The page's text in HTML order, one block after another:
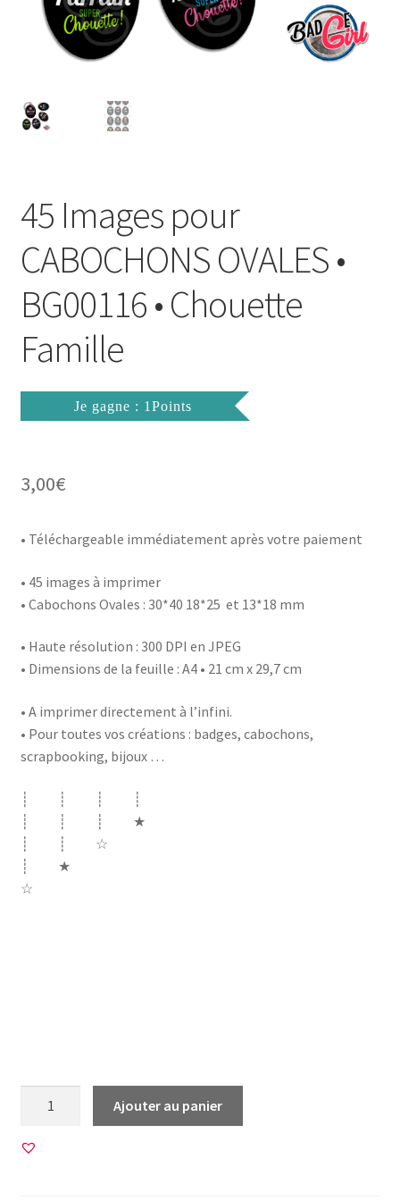
Wishlist
Politique de Confidentialité
Validation de la commande
45 Images pour
CABOCHONS OVALES •
BG00116 • Chouette
Famille
Je gagne : 1Points
3,00€
• Téléchargeable immédiatement après votre paiement
• 45 images à imprimer
• Cabochons Ovales : 30*40 18*25 et 13*18 mm
• Haute résolution : 300 DPI en JPEG
• Dimensions de la feuille : A4 • 21 cm x 29,7 cm
• A imprimer directement à l’infini.
• Pour toutes vos créations : badges, cabochons,
scrapbooking, bijoux …
┊ ┊ ┊ ┊
┊ ┊ ┊ ★
┊ ┊ ☆
┊ ★
☆
45
Ajouter au panier